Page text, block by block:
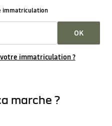
immatriculation
OK
votre immatriculation ?
marche ?